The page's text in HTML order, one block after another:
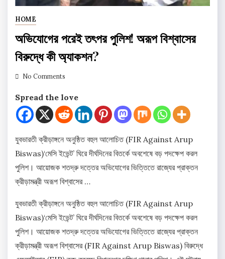
HOME
অভিযোগের পরেই তৎপর পুলিশ! অরূপ বিশ্বাসের
বিরুদ্ধে কী অ্যাকশন?
No Comments
Spread the love
যুবভারতী ক্রীড়াঙ্গনে অনুষ্ঠিত বহুল আলোচিত (FIR Against Arup
Biswas)‘মেসি ইভেন্ট’ ঘিরে দীর্ঘদিনের বিতর্কে অবশেষে বড় পদক্ষেপ করল
পুলিশ। আয়োজক শতদ্রু দত্তের অভিযোগের ভিত্তিতে রাজ্যের প্রাক্তন
ক্রীড়ামন্ত্রী অরূপ বিশ্বাসের …
যুবভারতী ক্রীড়াঙ্গনে অনুষ্ঠিত বহুল আলোচিত (FIR Against Arup
Biswas)‘মেসি ইভেন্ট’ ঘিরে দীর্ঘদিনের বিতর্কে অবশেষে বড় পদক্ষেপ করল
পুলিশ। আয়োজক শতদ্রু দত্তের অভিযোগের ভিত্তিতে রাজ্যের প্রাক্তন
ক্রীড়ামন্ত্রী অরূপ বিশ্বাসের (FIR Against Arup Biswas) বিরুদ্ধে